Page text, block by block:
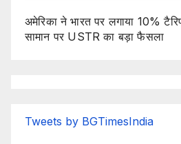
अमेरिका ने भारत पर लगाया 10%
सामान पर USTR का बड़ा फैसला
Tweets by BGTimesIndia